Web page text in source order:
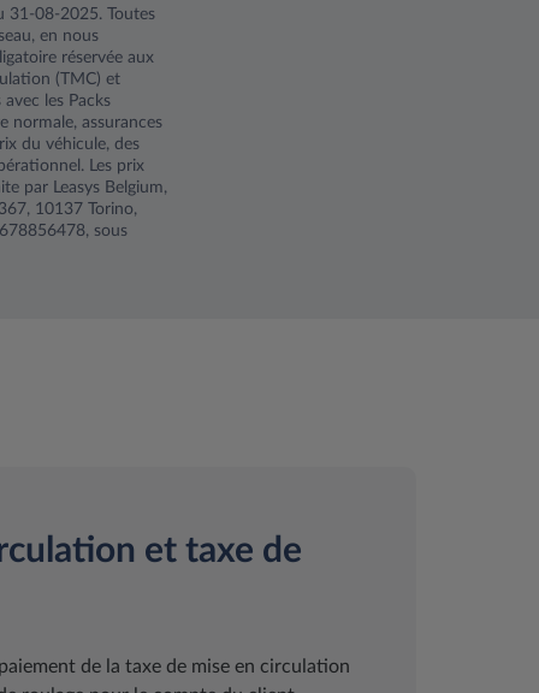
31-08-2025. Toutes
en nous
réservée aux
(TMC) et
les Packs
normale, assurances
du véhicule, des
Les prix
par Leasys Belgium,
10137 Torino,
sous
et taxe de
de la taxe de mise en circulation